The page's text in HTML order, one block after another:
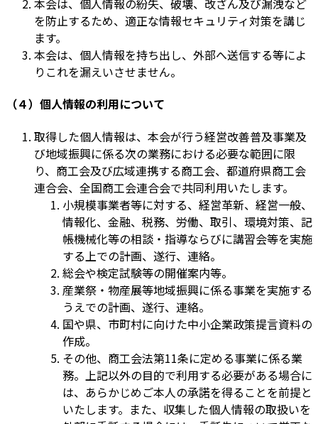
本会は、個人情報の紛失、破壊、改ざん及び漏洩など
を防止するため、適正な情報セキュリティ対策を講じ
ます。
本会は、個人情報を持ち出し、外部へ送信する等によ
りこれを漏えいさせません。
（４）個人情報の利用について
取得した個人情報は、本会が行う経営改善普及事業及
び地域振興に係る次の業務における必要な範囲に限
り、商工会及び広域連携する商工会、都道府県商工会
連合会、全国商工会連合会で共同利用いたします。
小規模事業者等に対する、経営革新、経営一般、
情報化、金融、税務、労働、取引、環境対策、記
帳機械化等の相談・指導ならびに講習会等を実施
する上での計画、遂行、連絡。
総会や検定試験等の開催案内等。
産業祭・物産展等地域振興に係る事業を実施する
うえでの計画、遂行、連絡。
国や県、市町村に向けた中小企業政策提言資料の
作成。
その他、商工会法第11条に定める事業に係る業
務。上記以外の目的で利用する必要がある場合に
は、あらかじめご本人の承諾を得ることを前提と
いたします。また、収集した個人情報の取扱いを